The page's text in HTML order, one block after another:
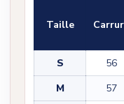
Taille
S 56
M
57